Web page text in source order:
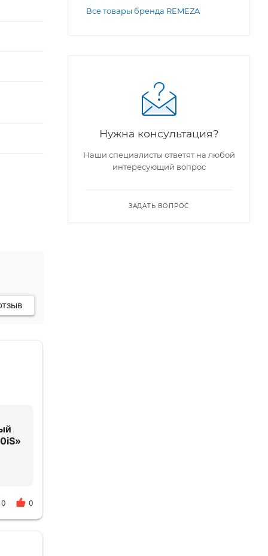
0 0
Все товары бренда REMEZA
Нужна консультация?
Наши специалисты ответят на любой
интересующий вопрос
ЗАДАТЬ ВОПРОС